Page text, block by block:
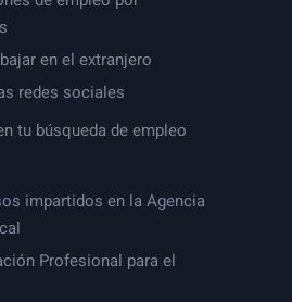
en el extranjero
redes sociales
tu búsqueda de empleo
impartidos en la Agencia
Profesional para el